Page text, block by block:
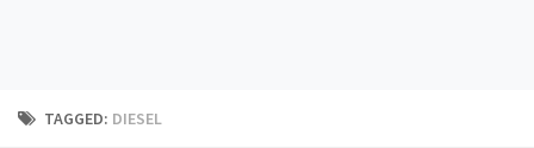
Technika jazdy
TAGGED: DIESEL